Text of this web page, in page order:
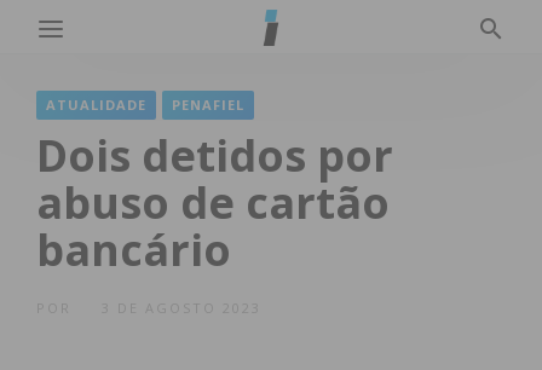
ATUALIDADE PENAFIEL
Dois detidos por
abuso de cartão
bancário
3 DE AGOSTO 2023